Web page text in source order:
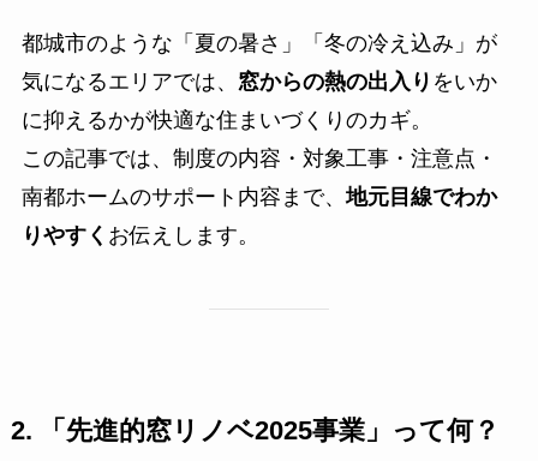
都城市のような「夏の暑さ」「冬の冷え込み」が
気になるエリアでは、 窓からの熱の出入り をいか
に抑えるかが快適な住まいづくりのカギ。
この記事では、制度の内容・対象工事・注意点・
南都ホームのサポート内容まで、地元目線でわか
りやすく お伝えします。
2. 「先進的窓リノベ2025事業」って何？